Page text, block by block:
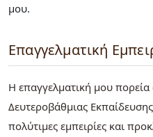
μου.
Επαγγελματική
Η επαγγελματική μου
Δευτεροβάθμιας
πολύτιμες εμπειρίες και